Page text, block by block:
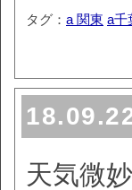
タグ： a 関東 a千
天気微